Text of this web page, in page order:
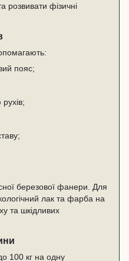
розвивати фізичні
пояс;
березової фанери. Для
лак та фарба на
та шкідливих
100 кг на одну